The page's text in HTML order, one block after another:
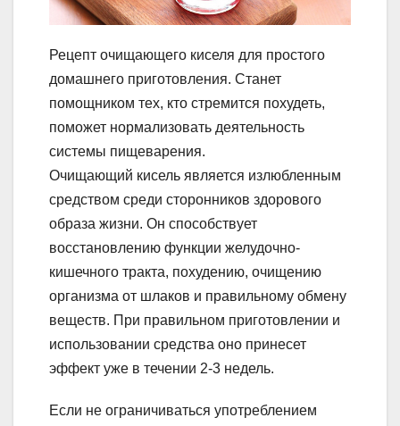
Рецепт очищающего киселя для простого
домашнего приготовления. Станет
помощником тех, кто стремится похудеть,
поможет нормализовать деятельность
системы пищеварения.
Очищающий кисель является излюбленным
средством среди сторонников здорового
образа жизни. Он способствует
восстановлению функции желудочно-
кишечного тракта, похудению, очищению
организма от шлаков и правильному обмену
веществ. При правильном приготовлении и
использовании средства оно принесет
эффект уже в течении 2-3 недель.
Если не ограничиваться употреблением